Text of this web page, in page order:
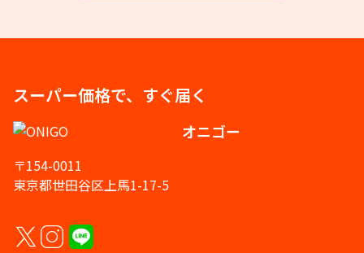
スーパー価格で、すぐ届く
オニゴー
〒154-0011
東京都世田谷区上馬1-17-5